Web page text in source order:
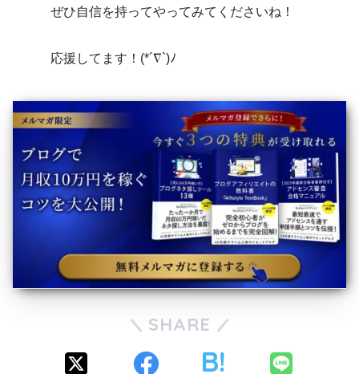
ぜひ自信を持ってやってみてくださいね！
応援してます！(*´∇`)ﾉ
SHARE